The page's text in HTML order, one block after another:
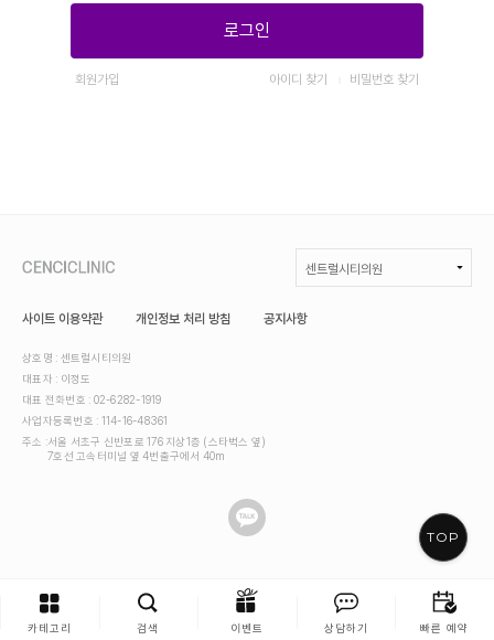
카테고리 검색 이벤트 상담하기 빠른 예약
TOP
로그인
회원가입 아이디 찾기 비밀번호 찾기
사이트 이용약관 개인정보 처리 방침 공지사항
상호명 : 센트럴시티의원
대표자 : 이정도
대표 전화번호 : 02-6282-1919
사업자등록번호 : 114-16-48361
주소 :서울 서초구 신반포로 176 지상1층 (스타벅스 옆)
7호선 고속터미널 옆 4번출구에서 40m
센트럴시티의원